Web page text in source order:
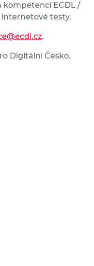
ECDL /
internetové testy.
.
Digitální Česko.